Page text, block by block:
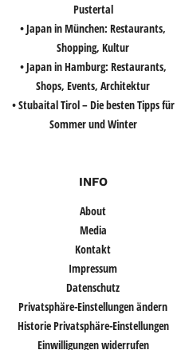
Pustertal
• Japan in München: Restaurants,
Shopping, Kultur
• Japan in Hamburg: Restaurants,
Shops, Events, Architektur
• Stubaital Tirol – Die besten Tipps für
Sommer und Winter
INFO
About
Media
Kontakt
Impressum
Datenschutz
Privatsphäre-Einstellungen ändern
Historie Privatsphäre-Einstellungen
Einwilligungen widerrufen